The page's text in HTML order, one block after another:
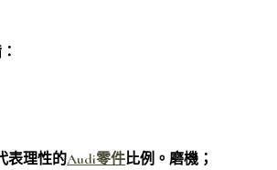
表理性的Audi零件比例。磨機；